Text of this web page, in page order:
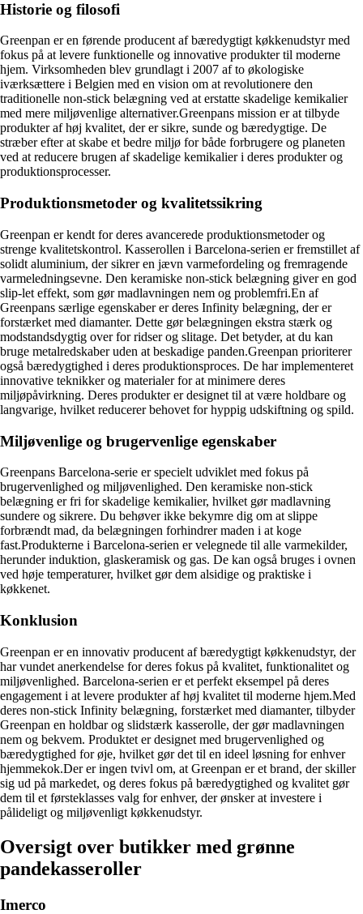
Historie og filosofi
Greenpan er en førende producent af bæredygtigt køkkenudstyr med
fokus på at levere funktionelle og innovative produkter til moderne
hjem. Virksomheden blev grundlagt i 2007 af to økologiske
iværksættere i Belgien med en vision om at revolutionere den
traditionelle non-stick belægning ved at erstatte skadelige kemikalier
med mere miljøvenlige alternativer.Greenpans mission er at tilbyde
produkter af høj kvalitet, der er sikre, sunde og bæredygtige. De
stræber efter at skabe et bedre miljø for både forbrugere og planeten
ved at reducere brugen af skadelige kemikalier i deres produkter og
produktionsprocesser.
Produktionsmetoder og kvalitetssikring
Greenpan er kendt for deres avancerede produktionsmetoder og
strenge kvalitetskontrol. Kasserollen i Barcelona-serien er fremstillet af
solidt aluminium, der sikrer en jævn varmefordeling og fremragende
varmeledningsevne. Den keramiske non-stick belægning giver en god
slip-let effekt, som gør madlavningen nem og problemfri.En af
Greenpans særlige egenskaber er deres Infinity belægning, der er
forstærket med diamanter. Dette gør belægningen ekstra stærk og
modstandsdygtig over for ridser og slitage. Det betyder, at du kan
bruge metalredskaber uden at beskadige panden.Greenpan prioriterer
også bæredygtighed i deres produktionsproces. De har implementeret
innovative teknikker og materialer for at minimere deres
miljøpåvirkning. Deres produkter er designet til at være holdbare og
langvarige, hvilket reducerer behovet for hyppig udskiftning og spild.
Miljøvenlige og brugervenlige egenskaber
Greenpans Barcelona-serie er specielt udviklet med fokus på
brugervenlighed og miljøvenlighed. Den keramiske non-stick
belægning er fri for skadelige kemikalier, hvilket gør madlavning
sundere og sikrere. Du behøver ikke bekymre dig om at slippe
forbrændt mad, da belægningen forhindrer maden i at koge
fast.Produkterne i Barcelona-serien er velegnede til alle varmekilder,
herunder induktion, glaskeramisk og gas. De kan også bruges i ovnen
ved høje temperaturer, hvilket gør dem alsidige og praktiske i
køkkenet.
Konklusion
Greenpan er en innovativ producent af bæredygtigt køkkenudstyr, der
har vundet anerkendelse for deres fokus på kvalitet, funktionalitet og
miljøvenlighed. Barcelona-serien er et perfekt eksempel på deres
engagement i at levere produkter af høj kvalitet til moderne hjem.Med
deres non-stick Infinity belægning, forstærket med diamanter, tilbyder
Greenpan en holdbar og slidstærk kasserolle, der gør madlavningen
nem og bekvem. Produktet er designet med brugervenlighed og
bæredygtighed for øje, hvilket gør det til en ideel løsning for enhver
hjemmekok.Der er ingen tvivl om, at Greenpan er et brand, der skiller
sig ud på markedet, og deres fokus på bæredygtighed og kvalitet gør
dem til et førsteklasses valg for enhver, der ønsker at investere i
pålideligt og miljøvenligt køkkenudstyr.
Oversigt over butikker med grønne
pandekasseroller
Imerco